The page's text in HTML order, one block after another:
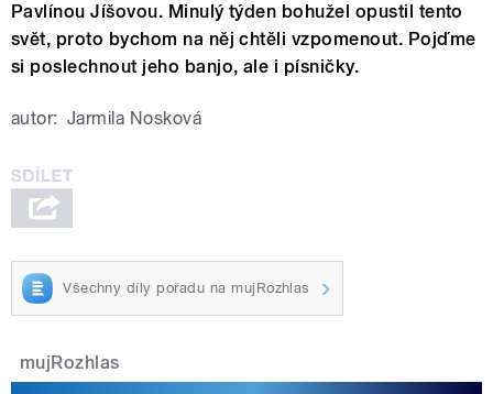
Pavlínou Jíšovou. Minulý týden bohužel opustil tento
svět, proto bychom na něj chtěli vzpomenout. Pojďme
si poslechnout jeho banjo, ale i písničky.
autor: Jarmila Nosková
Všechny díly pořadu na mujRozhlas
mujRozhlas